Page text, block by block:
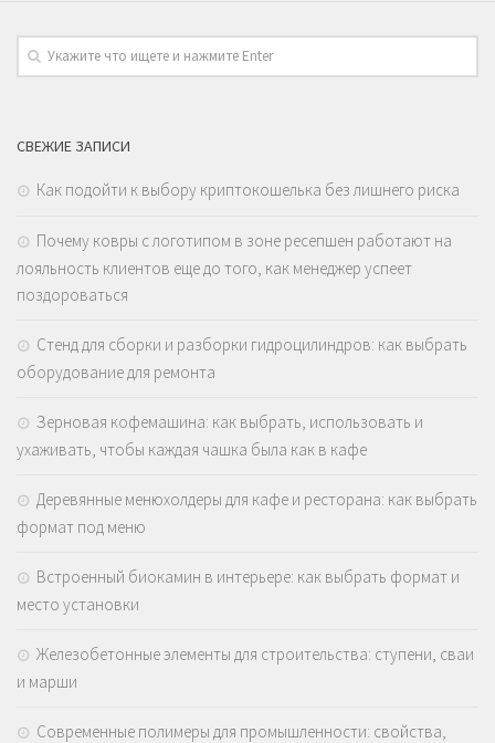
СВЕЖИЕ ЗАПИСИ
Как подойти к выбору криптокошелька без лишнего риска
Почему ковры с логотипом в зоне ресепшен работают на
лояльность клиентов еще до того, как менеджер успеет
поздороваться
Стенд для сборки и разборки гидроцилиндров: как выбрать
оборудование для ремонта
Зерновая кофемашина: как выбрать, использовать и
ухаживать, чтобы каждая чашка была как в кафе
Деревянные менюхолдеры для кафе и ресторана: как выбрать
формат под меню
Встроенный биокамин в интерьере: как выбрать формат и
место установки
Железобетонные элементы для строительства: ступени, сваи
и марши
Современные полимеры для промышленности: свойства,